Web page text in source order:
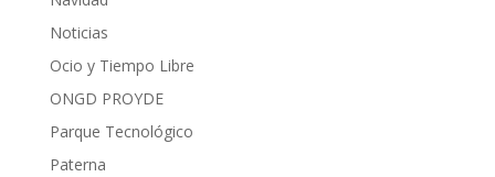
Noticias
Ocio y Tiempo Libre
ONGD PROYDE
Parque Tecnológico
Paterna